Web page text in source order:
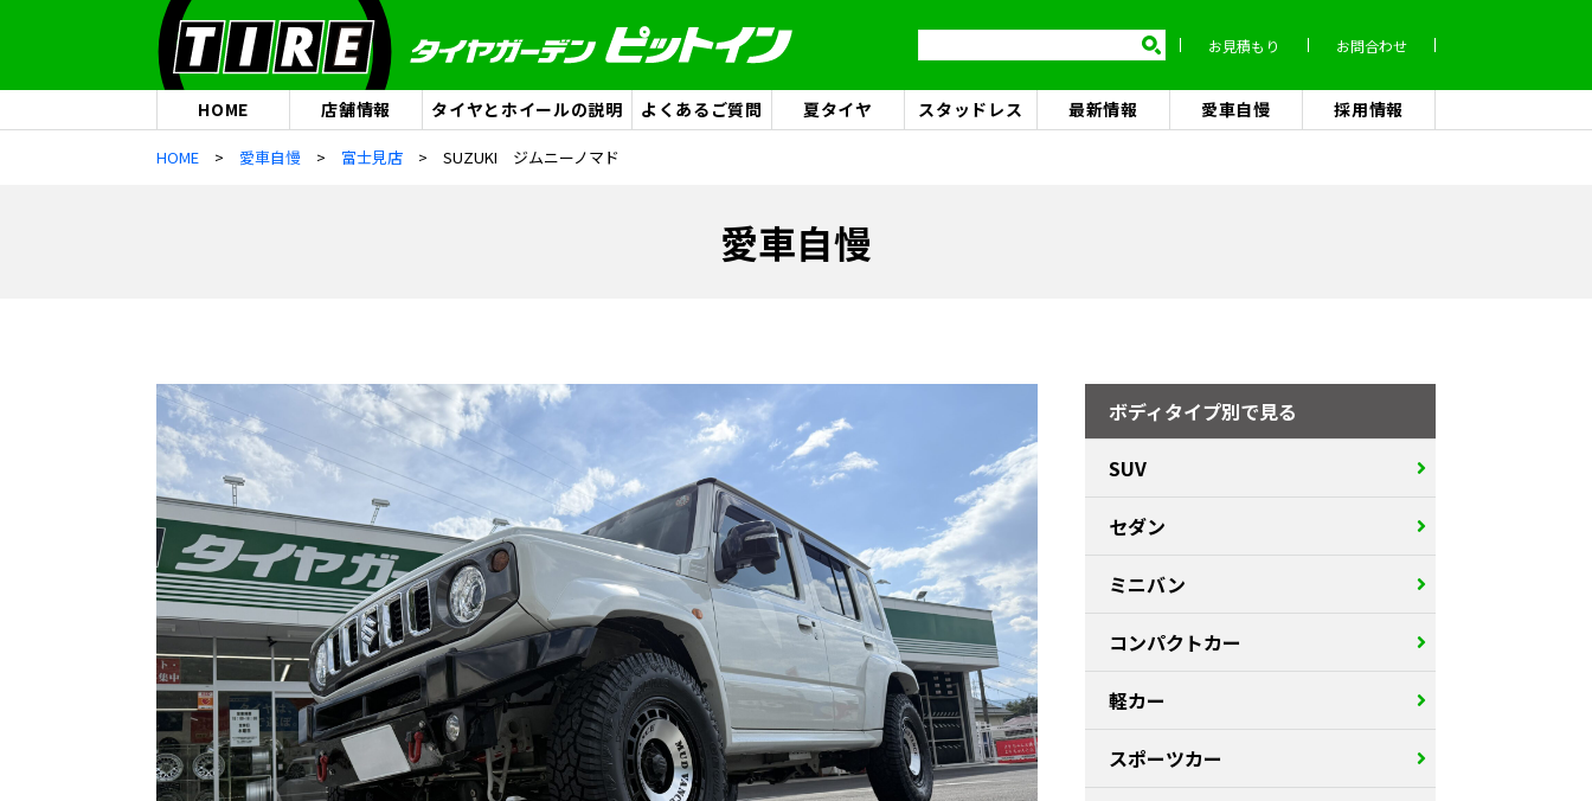
お見積もり お問合わせ
HOME 店舗情報 タイヤとホイールの説明 よくあるご質問 夏タイヤ スタッドレス 最新情報 愛車自慢 採用情報
HOME 愛車自慢 富士見店 SUZUKI ジムニーノマド
愛車自慢
ボディタイプ別で見る
SUV
セダン
ミニバン
コンパクトカー
軽カー
スポーツカー